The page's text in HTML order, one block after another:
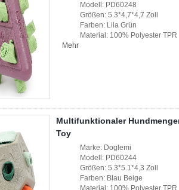
Modell: PD60248
Größen: 5.3*4,7*4,7 Zoll
Farben: Lila Grün
Material: 100% Polyester TPR
Mehr
Multifunktionaler
Toy
Marke: Doglemi
Modell: PD60244
Größen: 5.3*5.1*4,3 Zoll
Farben: Blau Beige
Material: 100% Polyester TPR